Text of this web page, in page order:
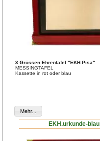
3 Grössen Ehrentafel "EKH.Pisa"
MESSINGTAFEL
Kassette in rot oder blau
EKH.urkunde-blau